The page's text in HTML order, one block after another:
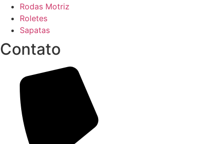
Rodas Motriz
Roletes
Sapatas
Contato